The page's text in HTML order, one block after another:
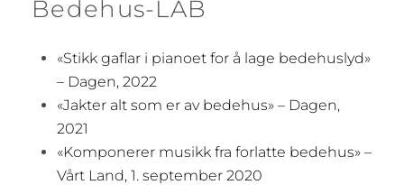
Bedehus-LAB
«Stikk gaflar i pianoet for å lage bedehuslyd»
– Dagen, 2022
«Jakter alt som er av bedehus» – Dagen,
2021
«Komponerer musikk fra forlatte bedehus» –
Vårt Land, 1. september 2020